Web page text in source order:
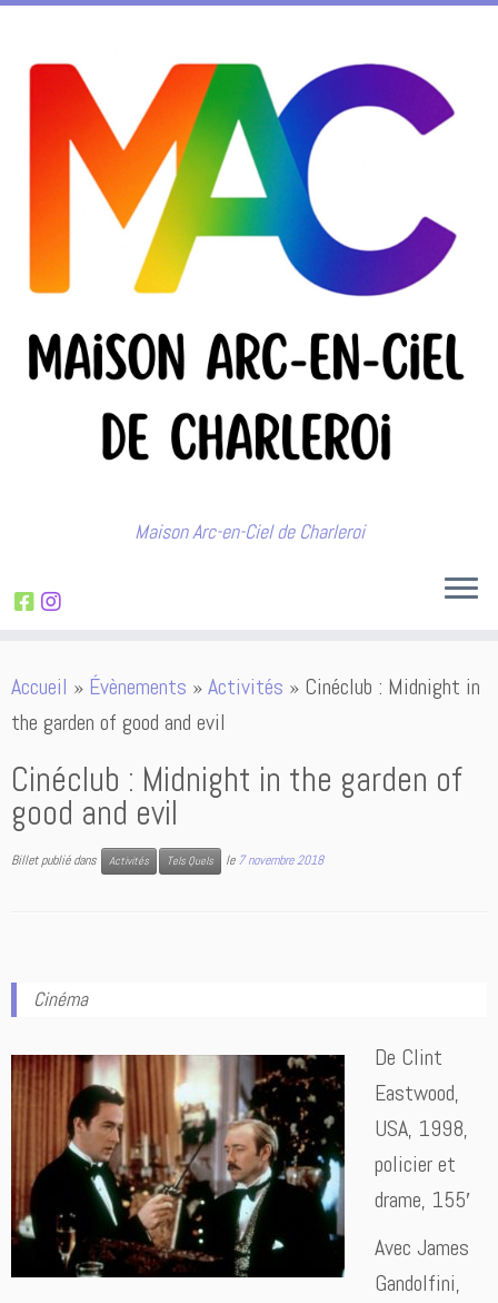
au
contenu
Maison Arc-en-Ciel de Charleroi
Accueil » Évènements »Activités » Cinéclub : Midnight in
the garden of good and evil
Cinéclub : Midnight in the garden of
good and evil
Billet publié dans Activités Tels Quels le7 novembre 2018
Cinéma
De Clint
Eastwood,
USA, 1998,
policier et
drame, 155′
Avec James
Gandolfini,